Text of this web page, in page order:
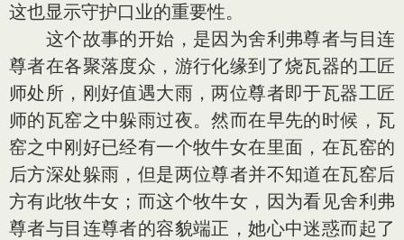
这也显示守护口业的重要性。
这个故事的开始，是因为舍利弗尊者与目连
尊者在各聚落度众，游行化缘到了烧瓦器的工匠
师处所，刚好值遇大雨，两位尊者即于瓦器工匠
师的瓦窑之中躲雨过夜。然而在早先的时候，瓦
窑之中刚好已经有一个牧牛女在里面，在瓦窑的
后方深处躲雨，但是两位尊者并不知道在瓦窑后
方有此牧牛女；而这个牧牛女，因为看见舍利弗
尊者与目连尊者的容貌端正，她心中迷惑而起了